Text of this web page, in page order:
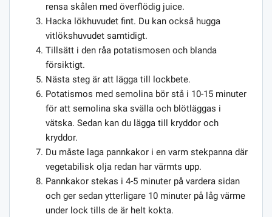
rensa skålen med överflödig juice.
Hacka lökhuvudet fint. Du kan också hugga
vitlökshuvudet samtidigt.
Tillsätt i den råa potatismosen och blanda
försiktigt.
Nästa steg är att lägga till lockbete.
Potatismos med semolina bör stå i 10-15 minuter
för att semolina ska svälla och blötläggas i
vätska. Sedan kan du lägga till kryddor och
kryddor.
Du måste laga pannkakor i en varm stekpanna där
vegetabilisk olja redan har värmts upp.
Pannkakor stekas i 4-5 minuter på vardera sidan
och ger sedan ytterligare 10 minuter på låg värme
under lock tills de är helt kokta.